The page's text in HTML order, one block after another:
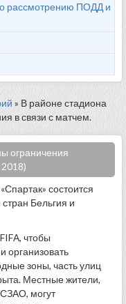
рассмотрению ПОДД и
» В районе стадиона
в связи с матчем.
ограничения
состоится
Бельгия и
чтобы
организовать
зоны, часть улиц
Местные жители,
могут